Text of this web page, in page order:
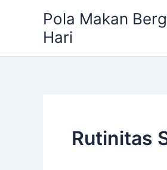
Pola Makan
Hari
Rutinitas